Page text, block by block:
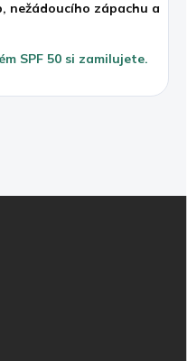
nežádoucího zápachu a
SPF 50 si zamilujete.